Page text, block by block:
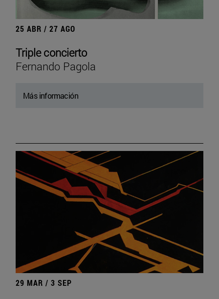
25 ABR / 27 AGO
Triple concierto
Fernando Pagola
Más información
29 MAR / 3 SEP